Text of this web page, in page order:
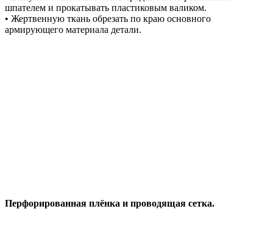
шпателем и прокатывать пластиковым валиком.
• Жертвенную ткань обрезать по краю основного
армирующего материала детали.
Перфорированная плёнка и проводящая сетка.